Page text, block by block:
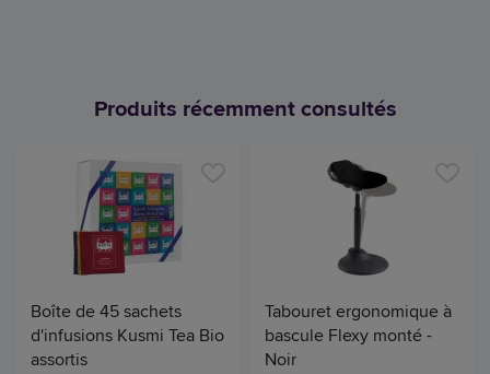
Produits récemment consultés
Boîte de 45 sachets
d'infusions Kusmi Tea Bio
assortis
Tabouret ergonomique à
bascule Flexy monté -
Noir